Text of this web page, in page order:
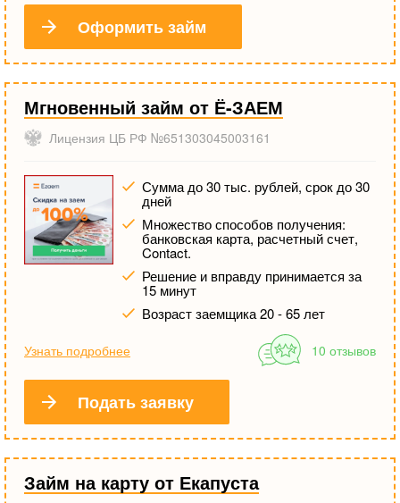
Оформить займ
Мгновенный займ от Ё-ЗАЕМ
Лицензия ЦБ РФ №651303045003161
Сумма до 30 тыс. рублей, срок до 30
дней
Множество способов получения:
банковская карта, расчетный счет,
Contact.
Решение и вправду принимается за
15 минут
Возраст заемщика 20 - 65 лет
Узнать подробнее 10 отзывов
Подать заявку
Займ на карту от Екапуста